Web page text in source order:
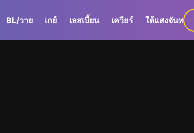
BL/วาย เกย์ เลสเบี้ยน เควียร์ ใต้แสงจันทร์